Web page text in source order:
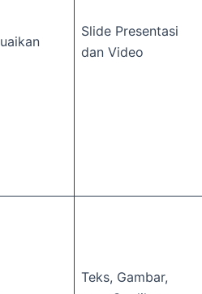
Slide Presentasi
dan Video
Teks, Gambar,